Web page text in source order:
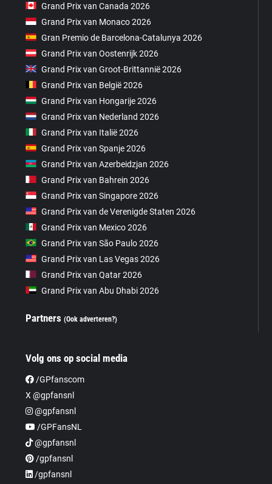
Grand Prix van Canada 2026
Grand Prix van Monaco 2026
Gran Premio de Barcelona-Catalunya 2026
Grand Prix van Oostenrijk 2026
Grand Prix van Groot-Brittannië 2026
Grand Prix van België 2026
Grand Prix van Hongarije 2026
Grand Prix van Nederland 2026
Grand Prix van Italië 2026
Grand Prix van Spanje 2026
Grand Prix van Azerbeidzjan 2026
Grand Prix van Bahrein 2026
Grand Prix van Singapore 2026
Grand Prix van de Verenigde Staten 2026
Grand Prix van Mexico 2026
Grand Prix van São Paulo 2026
Grand Prix van Las Vegas 2026
Grand Prix van Qatar 2026
Grand Prix van Abu Dhabi 2026
Partners(Ook adverteren?)
Volg ons op social media
/GPfanscom
X @gpfansnl
@gpfansnl
/GPFansNL
@gpfansnl
/gpfansnl
/gpfansnl